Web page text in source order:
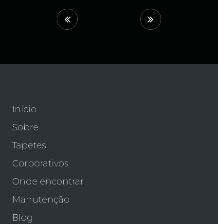
Início
Sobre
Tapetes
Corporativos
Onde encontrar
Manutenção
Blog